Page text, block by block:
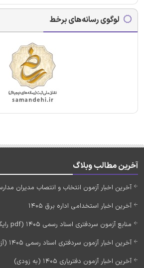
لوگوی رسانه‌های برخط
آخرین مطالب وبلاگ
آخرین اخبار آزمون انتخاب و انتصاب مدیران مدارس 1405 (کارت
آخرین اخبار استخدامی اداره برق 1405
منابع آزمون سردفتری اسناد رسمی 1405 (pdf رایگان)
آخرین اخبار آزمون سردفتری اسناد رسمی 1405 (آزمون جدید)
آخرین اخبار آزمون دفتریاری 1405 (به زودی)